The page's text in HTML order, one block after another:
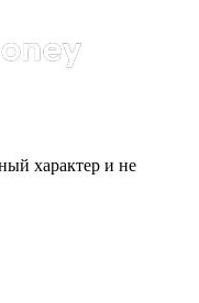
характер и не